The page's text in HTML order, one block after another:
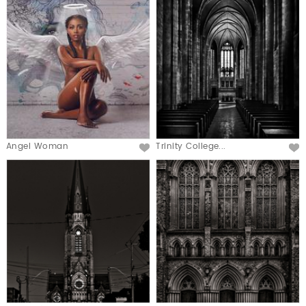
Angel Woman Trinity College...